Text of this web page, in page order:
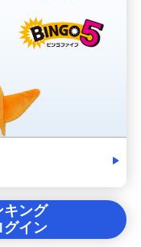
キング
グイン